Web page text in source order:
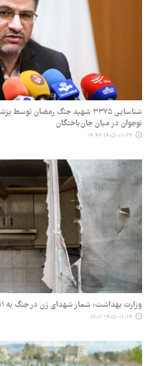
نوجوان در میان جان‌باختگان
۱۴۰۵-۰۱-۲۳ ۱۴:۴۲
وزارت بهداشت: شمار شهدای زن در جنگ به ۲۵۱ نفر رسید
۱۴۰۵-۰۱-۱۴ ۱۷:۰۱